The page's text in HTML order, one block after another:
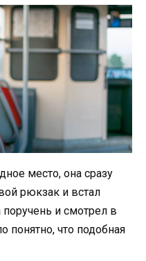
место, она сразу
рюкзак и встал
и смотрел в
что подобная